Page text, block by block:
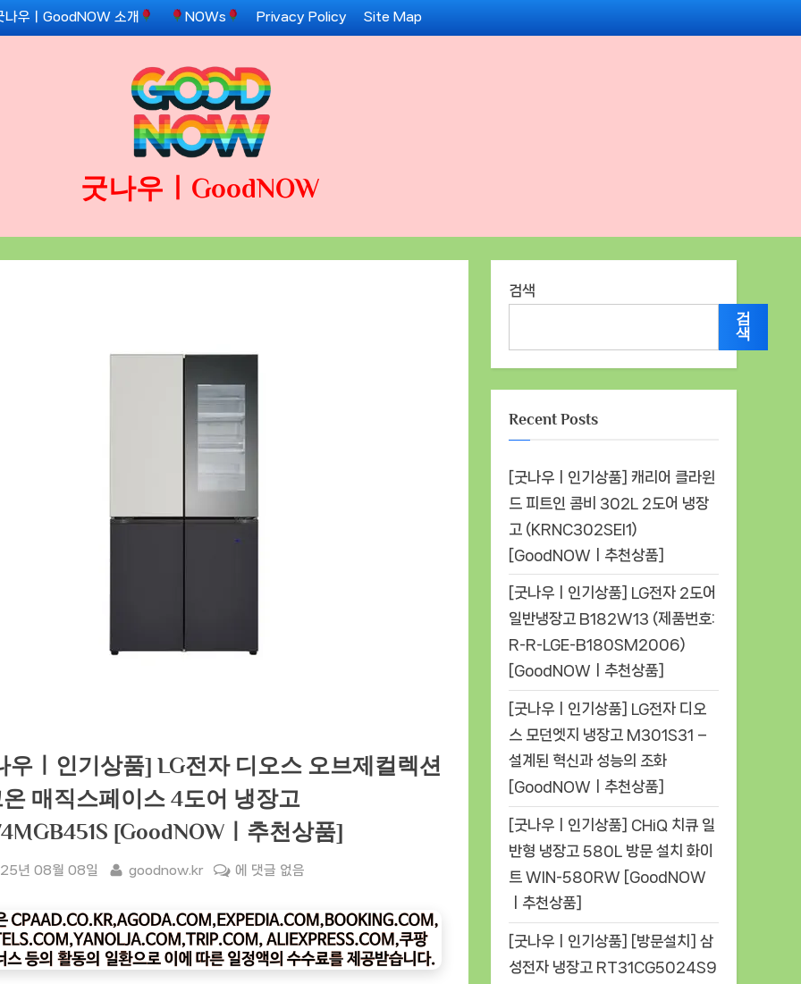
나우ㅣGoodNOW 소개 NOWs Privacy Policy Site Map
굿나우ㅣGoodNOW
우ㅣ인기상품] LG전자 디오스 오브제컬렉션
매직스페이스 4도어 냉장고
[GoodNOWㅣ추천상품]
년 08월 08일 By
goodnow.kr
[굿
우
ㅣ
인
에 댓글 없음
검색
검
색
Recent Posts
[굿나우ㅣ인기상품] 캐리어 클라윈
드 피트인 콤비 302L 2도어 냉장
고 (KRNC302SEI1)
[GoodNOWㅣ추천상품]
[굿나우ㅣ인기상품] LG전자 2도어
일반냉장고 B182W13 (제품번호:
R-R-LGE-B180SM2006)
[GoodNOWㅣ추천상품]
[굿나우ㅣ인기상품] LG전자 디오
스 모던엣지 냉장고 M301S31 –
설계된 혁신과 성능의 조화
[GoodNOWㅣ추천상품]
[굿나우ㅣ인기상품] CHiQ 치큐 일
반형 냉장고 580L 방문 설치 화이
트 WIN-580RW [GoodNOW
ㅣ추천상품]
[굿나우ㅣ인기상품] [방문설치] 삼
성전자 냉장고 RT31CG5024S9